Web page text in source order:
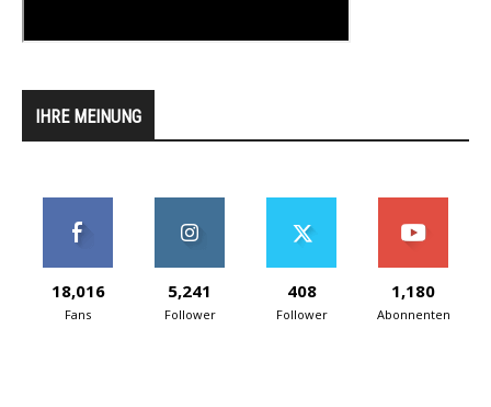
IHRE MEINUNG
18,016
Fans
5,241
Follower
408
Follower
1,180
Abonnenten